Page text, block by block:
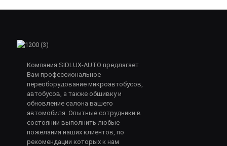
Компания SIDLUX-AUTO предлагает
Вам профессиональное
переоборудование микроавтобусов,
автобусов, а также обшивку и
обновление салона вашего
автомобиля. Опытные сотрудники в
состоянии выполнить любые
пожелания наших клиентов, по
рекомендации которых к нам